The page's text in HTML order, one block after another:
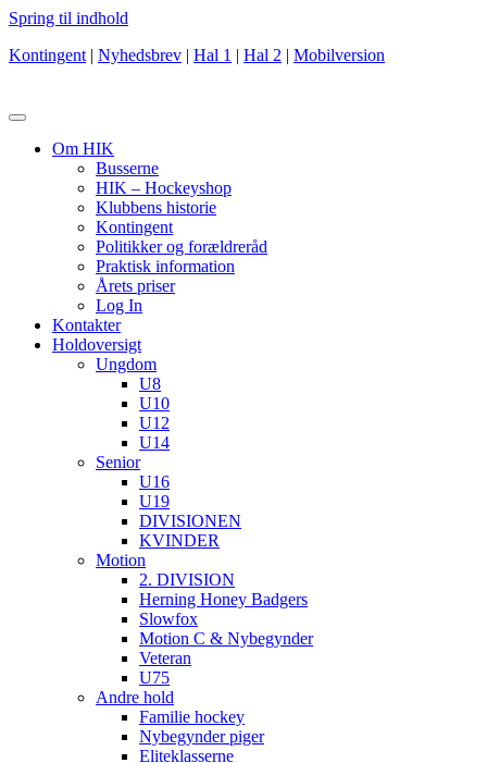
Spring til indhold
Kontingent | Nyhedsbrev | Hal 1 | Hal 2 | Mobilversion
Om HIK
Busserne
HIK – Hockeyshop
Klubbens historie
Kontingent
Politikker og forældreråd
Praktisk information
Årets priser
Log In
Kontakter
Holdoversigt
Ungdom
U8
U10
U12
U14
Senior
U16
U19
DIVISIONEN
KVINDER
Motion
2. DIVISION
Herning Honey Badgers
Slowfox
Motion C & Nybegynder
Veteran
U75
Andre hold
Familie hockey
Nybegynder piger
Eliteklasserne